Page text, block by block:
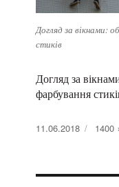
Догляд за вікнами:
стиків
Догляд за
фарбування
Posted
11.06.2018
Full
1400